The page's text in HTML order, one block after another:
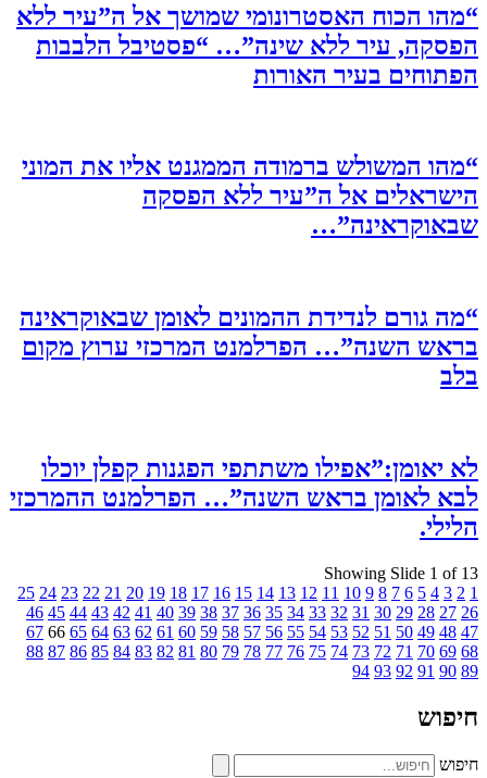
“מהו הכוח האסטרונומי שמושך אל ה”עיר ללא
הפסקה, עיר ללא שינה”… “פסטיבל הלבבות
הפתוחים בעיר האורות
“מהו המשולש ברמודה הממגנט אליו את המוני
הישראלים אל ה”עיר ללא הפסקה
שבאוקראינה”…
“מה גורם לנדידת ההמונים לאומן שבאוקראינה
בראש השנה”… הפרלמנט המרכזי ערוץ מקום
בלב
לא יאומן:”אפילו משתתפי הפגנות קפלן יוכלו
לבא לאומן בראש השנה”… הפרלמנט ההמרכזי
הלילי.
Showing Slide 1 of 13
1
2
3
4
5
6
7
8
9
10
11
12
13
14
15
16
17
18
19
20
21
22
23
24
25
26
27
28
29
30
31
32
33
34
35
36
37
38
39
40
41
42
43
44
45
46
47
48
49
50
51
52
53
54
55
56
57
58
59
60
61
62
63
64
65
66
67
68
69
70
71
72
73
74
75
76
77
78
79
80
81
82
83
84
85
86
87
88
89
90
91
92
93
94
חיפוש
חיפוש